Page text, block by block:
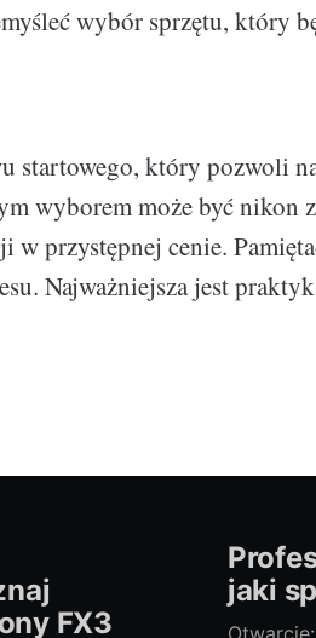
wybór sprzętu, który
startowego, który pozwoli
wyborem może być nikon
w przystępnej cenie.
Najważniejsza jest
FX3
jaki